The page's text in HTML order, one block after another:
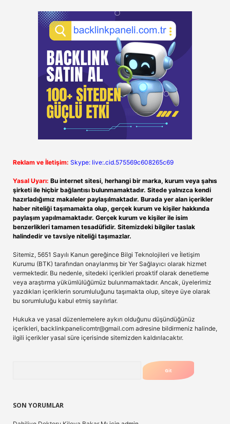
Reklam ve İletişim: Skype: live:.cid.575569c608265c69
Yasal Uyarı: Bu internet sitesi, herhangi bir marka, kurum veya şahıs
şirketi ile hiçbir bağlantısı bulunmamaktadır. Sitede yalnızca kendi
hazırladığımız makaleler paylaşılmaktadır. Burada yer alan içerikler
haber niteliği taşımamakta olup, gerçek kurum ve kişiler hakkında
paylaşım yapılmamaktadır. Gerçek kurum ve kişiler ile isim
benzerlikleri tamamen tesadüfidir. Sitemizdeki bilgiler taslak
halindedir ve tavsiye niteliği taşımazlar.
Sitemiz, 5651 Sayılı Kanun gereğince Bilgi Teknolojileri ve İletişim
Kurumu (BTK) tarafından onaylanmış bir Yer Sağlayıcı olarak hizmet
vermektedir. Bu nedenle, sitedeki içerikleri proaktif olarak denetleme
veya araştırma yükümlülüğümüz bulunmamaktadır. Ancak, üyelerimiz
yazdıkları içeriklerin sorumluluğunu taşımakta olup, siteye üye olarak
bu sorumluluğu kabul etmiş sayılırlar.
Hukuka ve yasal düzenlemelere aykırı olduğunu düşündüğünüz
içerikleri, backlinkpanelicomtr@gmail.com adresine bildirmeniz halinde,
ilgili içerikler yasal süre içerisinde sitemizden kaldırılacaktır.
SON YORUMLAR